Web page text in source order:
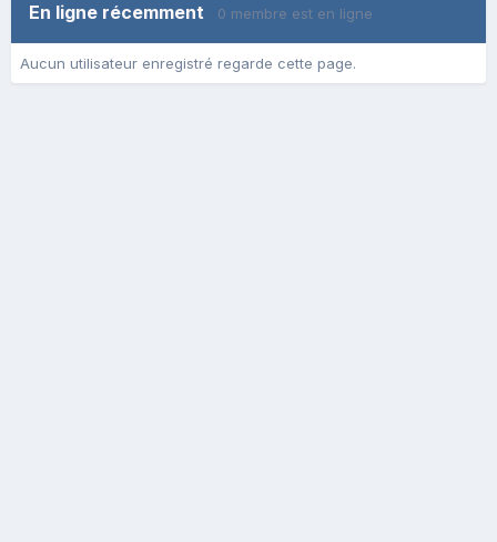
En ligne récemment 0 membre est en ligne
Aucun utilisateur enregistré regarde cette page.